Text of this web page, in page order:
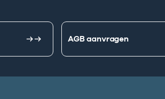
AGB aanvragen